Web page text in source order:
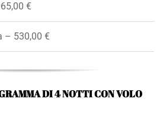
€
– 530,00 €
DI 4 NOTTI CON VOLO